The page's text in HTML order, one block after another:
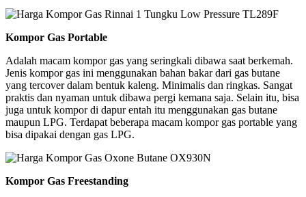
Kompor Gas Portable
Adalah macam kompor gas yang seringkali dibawa saat berkemah.
Jenis kompor gas ini menggunakan bahan bakar dari gas butane
yang tercover dalam bentuk kaleng. Minimalis dan ringkas. Sangat
praktis dan nyaman untuk dibawa pergi kemana saja. Selain itu, bisa
juga untuk kompor di dapur entah itu menggunakan gas butane
maupun LPG. Terdapat beberapa macam kompor gas portable yang
bisa dipakai dengan gas LPG.
Kompor Gas Freestanding